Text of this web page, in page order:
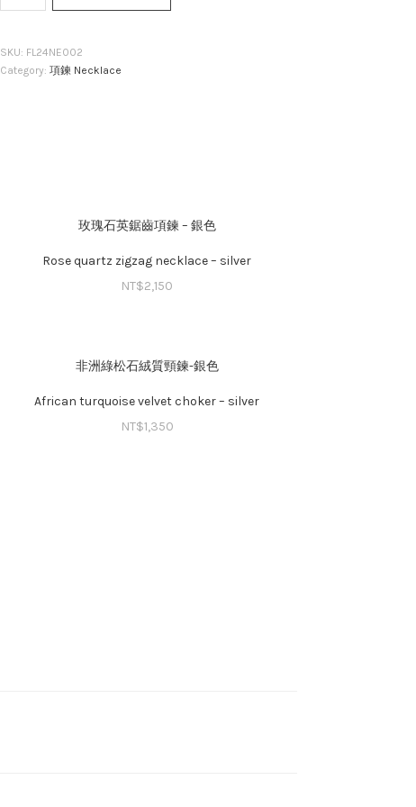
夕
日
SKU: FL24NE002
Category: 項鍊 Necklace
玫瑰石英鋸齒項鍊 – 銀色
Rose quartz zigzag necklace – silver
NT$2,150
非洲綠松石絨質頸鍊-銀色
African turquoise velvet choker – silver
NT$1,350